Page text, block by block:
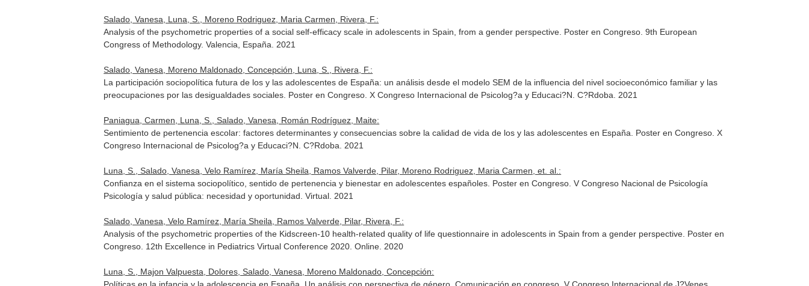
Salado, Vanesa, Luna, S., Moreno Rodriguez, Maria Carmen, Rivera, F.:
Analysis of the psychometric properties of a social self-efficacy scale in adolescents in Spain, from a gender perspective. Poster en Congreso. 9th European
Congress of Methodology. Valencia, España. 2021
Salado, Vanesa, Moreno Maldonado, Concepción, Luna, S., Rivera, F.:
La participación sociopolítica futura de los y las adolescentes de España: un análisis desde el modelo SEM de la influencia del nivel socioeconómico familiar y las
preocupaciones por las desigualdades sociales. Poster en Congreso. X Congreso Internacional de Psicolog?a y Educaci?N. C?Rdoba. 2021
Paniagua, Carmen, Luna, S., Salado, Vanesa, Román Rodríguez, Maite:
Sentimiento de pertenencia escolar: factores determinantes y consecuencias sobre la calidad de vida de los y las adolescentes en España. Poster en Congreso. X
Congreso Internacional de Psicolog?a y Educaci?N. C?Rdoba. 2021
Luna, S., Salado, Vanesa, Velo Ramírez, María Sheila, Ramos Valverde, Pilar, Moreno Rodriguez, Maria Carmen, et. al.:
Confianza en el sistema sociopolítico, sentido de pertenencia y bienestar en adolescentes españoles. Poster en Congreso. V Congreso Nacional de Psicología
Psicología y salud pública: necesidad y oportunidad. Virtual. 2021
Salado, Vanesa, Velo Ramírez, María Sheila, Ramos Valverde, Pilar, Rivera, F.:
Analysis of the psychometric properties of the Kidscreen-10 health-related quality of life questionnaire in adolescents in Spain from a gender perspective. Poster en
Congreso. 12th Excellence in Pediatrics Virtual Conference 2020. Online. 2020
Luna, S., Majon Valpuesta, Dolores, Salado, Vanesa, Moreno Maldonado, Concepción: